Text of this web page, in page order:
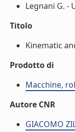
Legnani G. -
Titolo
Kinematic
Prodotto di
Macchine,
Autore CNR
GIACOMO